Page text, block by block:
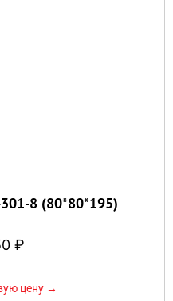
8 (80*80*195)
₽
цену →